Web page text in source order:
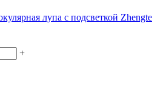
лупа c подсветкой Zhengte
+